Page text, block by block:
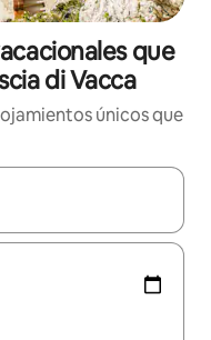
que
di Vacca
únicos que
podrás navegar